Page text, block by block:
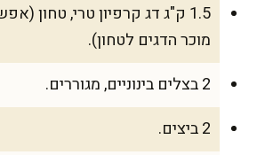
1.5 ק"ג דג קרפיון טרי, טחון
מוכר הדגים לטחון).
2 בצלים בינוניים, מגוררים.
2 ביצים.